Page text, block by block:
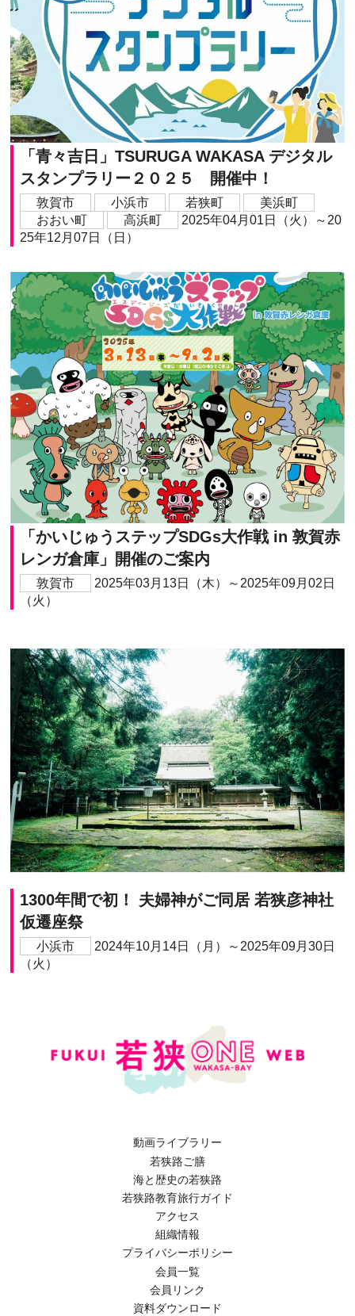
「青々吉日」TSURUGA WAKASA デジタル
スタンプラリー２０２５ 開催中！
敦賀市 小浜市 若狭町
美浜町
おおい町
高浜町
2025年04月01日（火）～20
25年12月07日（日）
「かいじゅうステップSDGs大作戦 in 敦賀赤
レンガ倉庫」開催のご案内
敦賀市
2025年03月13日（木）～2025年09月02日
（火）
1300年間で初！ 夫婦神がご同居 若狭彦神社
仮遷座祭
小浜市
2024年10月14日（月）～2025年09月30日
（火）
動画ライブラリー
若狭路ご膳
海と歴史の若狭路
若狭路教育旅行ガイド
アクセス
組織情報
プライバシーポリシー
会員一覧
会員リンク
資料ダウンロード